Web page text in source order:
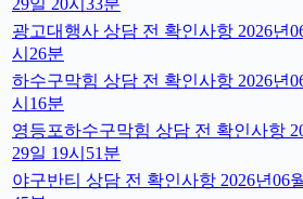
29일 20시33분
광고대행사 상담 전 확인사항 2026년
시26분
하수구막힘 상담 전 확인사항 2026년
시16분
영등포하수구막힘 상담 전 확인사항
29일 19시51분
야구반티 상담 전 확인사항 2026년06